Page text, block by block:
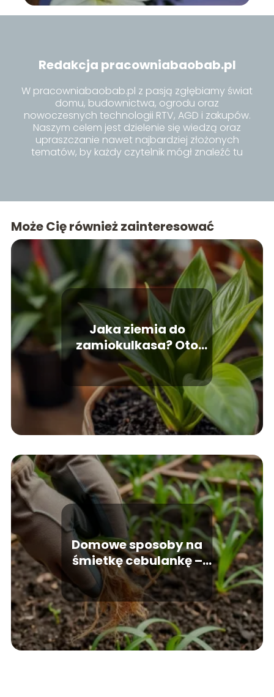
Redakcja pracowniabaobab.pl
W pracowniabaobab.pl z pasją zgłębiamy świat
domu, budownictwa, ogrodu oraz
nowoczesnych technologii RTV, AGD i zakupów.
Naszym celem jest dzielenie się wiedzą oraz
upraszczanie nawet najbardziej złożonych
tematów, by każdy czytelnik mógł znaleźć tu
Może Cię również zainteresować
Jaka ziemia do
zamiokulkasa? Oto
najlepsze opcje!
Domowe sposoby na
śmietkę cebulankę –
skuteczne metody
zwalczania